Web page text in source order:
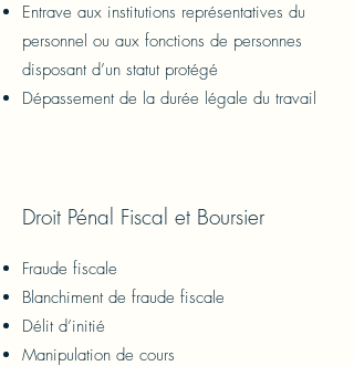
Entrave aux institutions représentatives du
personnel ou aux fonctions de personnes
disposant d’un statut protégé
Dépassement de la durée légale du travail
Droit Pénal Fiscal et Boursier
Fraude fiscale
Blanchiment de fraude fiscale
Délit d’initié
Manipulation de cours